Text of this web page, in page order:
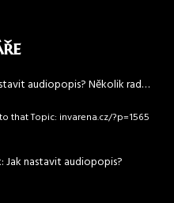
audiopopis? Několik rad…
that Topic: invarena.cz/?p=1565
:Jak nastavit audiopopis?